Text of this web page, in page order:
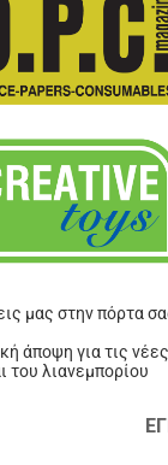
μας στην πόρτα
άποψη για τις
του λιανεμπορίου